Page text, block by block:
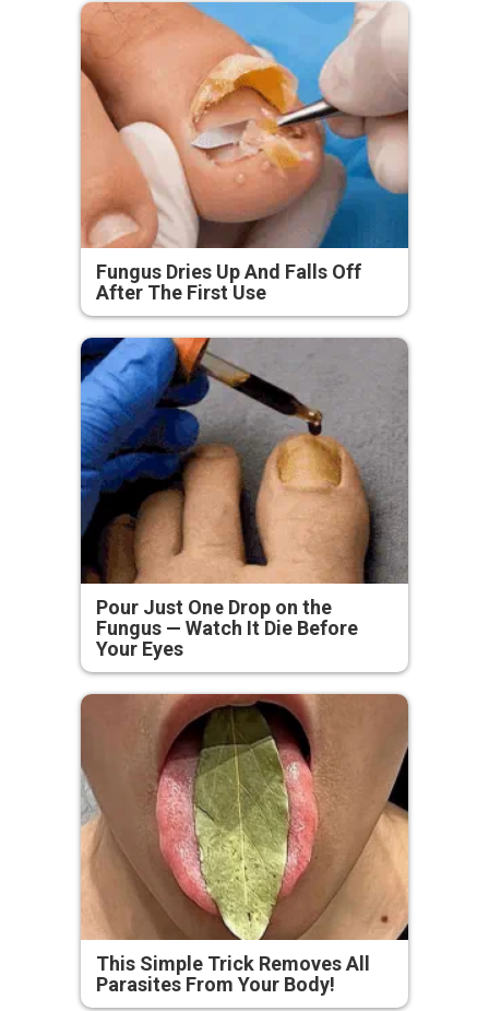
Fungus Dries Up And Falls Off
After The First Use
Pour Just One Drop on the
Fungus — Watch It Die Before
Your Eyes
This Simple Trick Removes All
Parasites From Your Body!